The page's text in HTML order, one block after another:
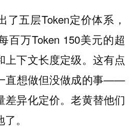
了五层Token定价体系，
百万Token 150美元的超
上下文长度定级。这有点
直想做但没做成的事——
差异化定价。老黄替他们
。